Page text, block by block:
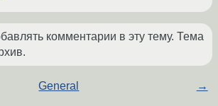
комментарии в эту тему. Тема
General →